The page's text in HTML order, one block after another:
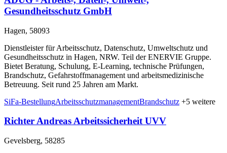
Gesundheitsschutz GmbH
Hagen, 58093
Dienstleister für Arbeitsschutz, Datenschutz, Umweltschutz und
Gesundheitsschutz in Hagen, NRW. Teil der ENERVIE Gruppe.
Bietet Beratung, Schulung, E-Learning, technische Prüfungen,
Brandschutz, Gefahrstoffmanagement und arbeitsmedizinische
Betreuung. Seit rund 25 Jahren am Markt.
SiFa-BestellungArbeitsschutzmanagementBrandschutz +5 weitere
Richter Andreas Arbeitssicherheit UVV
Gevelsberg, 58285